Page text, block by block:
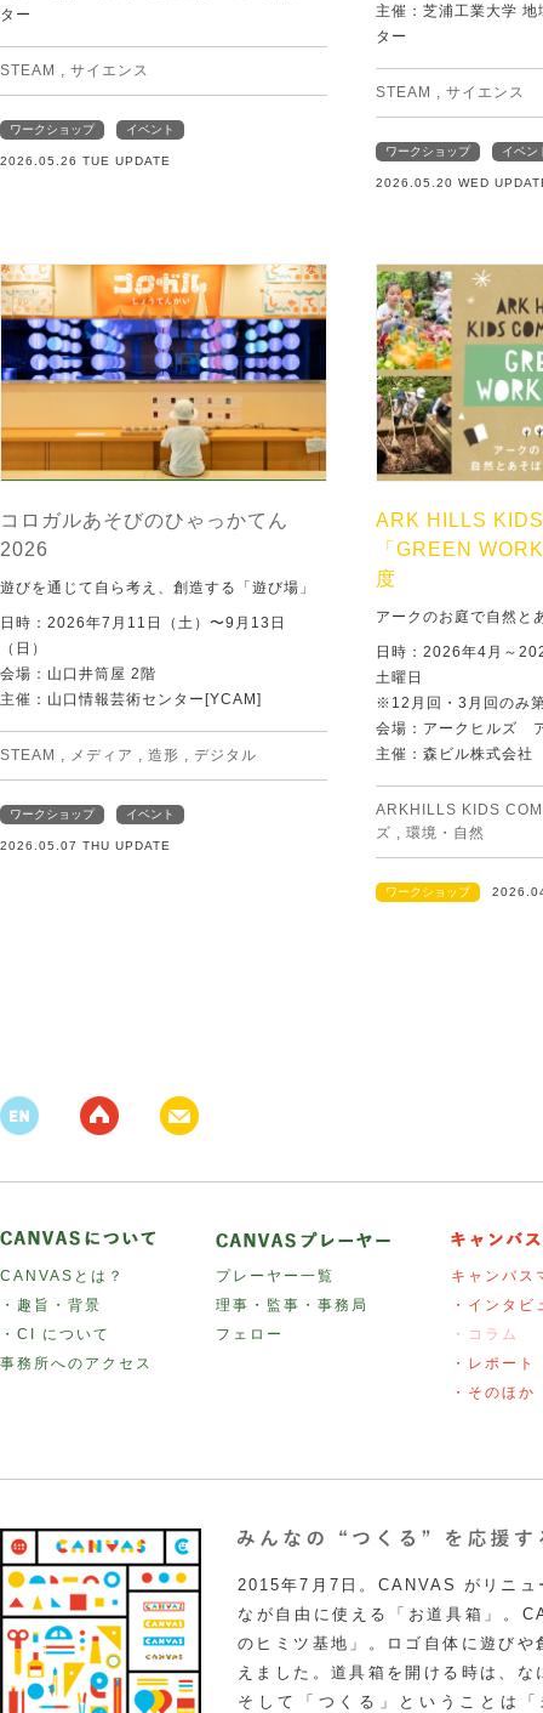
ター
STEAM , サイエンス
ワークショップ イベント
2026.05.26 TUE UPDATE
主催：芝浦工業大学
ター
STEAM , サイエンス
ワークショップ イベン
2026.05.20 WED
コロガルあそびのひゃっかてん
2026
遊びを通じて自ら考え、創造する「遊び場」
日時：2026年7月11日（土）〜9月13日
（日）
会場：山口井筒屋 2階
主催：山口情報芸術センター[YCAM]
STEAM , メディア , 造形 , デジタル
ワークショップ イベント
2026.05.07 THU UPDATE
ARK HILLS
「GREEN
度
アークのお庭で自然と
日時：2026年4月～
土曜日
※12月回・3月回のみ
会場：アークヒルズ
主催：森ビル株式会社
ARKHILLS KIDS
ズ , 環境・自然
ワークショップ
CANVASとは？
・趣旨・背景
・CI について
事務所へのアクセス
プレーヤー一覧
理事・監事・事務局
フェロー
キャンバス
・インタビ
・コラム
・レポート
・そのほか
2015年7月7日。CANVAS がリニュ
なが自由に使える「お道具箱」。
のヒミツ基地」。ロゴ自体に遊び
えました。道具箱を開ける時は、
そして「つくる」ということは